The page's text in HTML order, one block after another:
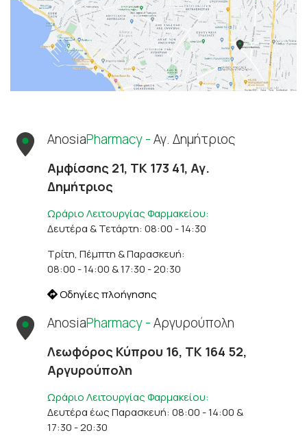
AnosiaPharmacy -Αγ. Δημήτριος
Αμφίσσης 21, ΤΚ 173 41, Αγ.
Δημήτριος
Ωράριο Λειτουργίας Φαρμακείου:
Δευτέρα & Τετάρτη: 08:00 - 14:30
Τρίτη, Πέμπτη & Παρασκευή:
08:00 - 14:00 & 17:30 - 20:30
Οδηγίες πλοήγησης
AnosiaPharmacy -Αργυρούπολη
Λεωφόρος Κύπρου 16, ΤΚ 164 52,
Αργυρούπολη
Ωράριο Λειτουργίας Φαρμακείου:
Δευτέρα έως Παρασκευή: 08:00 - 14:00 &
17:30 - 20:30